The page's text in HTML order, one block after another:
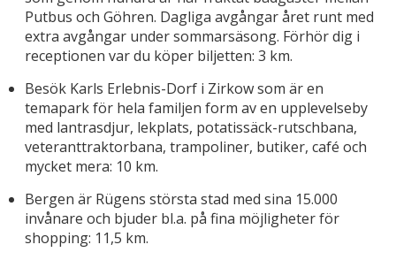
Putbus och Göhren. Dagliga avgångar året runt med
extra avgångar under sommarsäsong. Förhör dig i
receptionen var du köper biljetten: 3 km.
Besök Karls Erlebnis-Dorf i Zirkow som är en
temapark för hela familjen form av en upplevelseby
med lantrasdjur, lekplats, potatissäck-rutschbana,
veteranttraktorbana, trampoliner, butiker, café och
mycket mera: 10 km.
Bergen är Rügens största stad med sina 15.000
invånare och bjuder bl.a. på fina möjligheter för
shopping: 11,5 km.